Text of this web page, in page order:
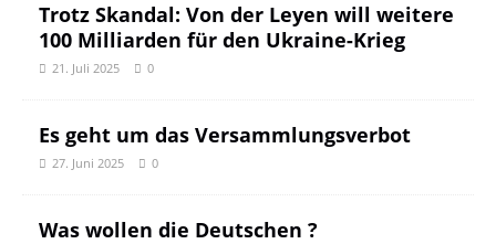
Trotz Skandal: Von der Leyen will weitere
100 Milliarden für den Ukraine-Krieg
21. Juli 2025 0
Es geht um das Versammlungsverbot
27. Juni 2025 0
Was wollen die Deutschen ?